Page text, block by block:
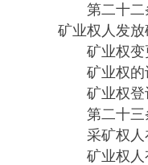
第二十二条
矿业权人发放
矿业权变更
矿业权的设
矿业权登记
第二十三条
采矿权人在
矿业权人有